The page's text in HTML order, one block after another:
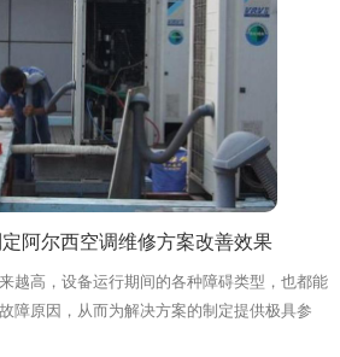
阿尔西空调维修方案改善效果
越高，设备运行期间的各种障碍类型，也都能
障原因，从而为解决方案的制定提供极具参